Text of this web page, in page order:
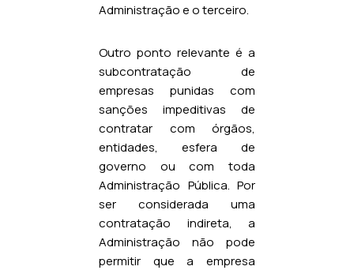
Administração e o terceiro.
Outro ponto relevante é a
subcontratação de
empresas punidas com
sanções impeditivas de
contratar com órgãos,
entidades, esfera de
governo ou com toda
Administração Pública. Por
ser considerada uma
contratação indireta, a
Administração não pode
permitir que a empresa